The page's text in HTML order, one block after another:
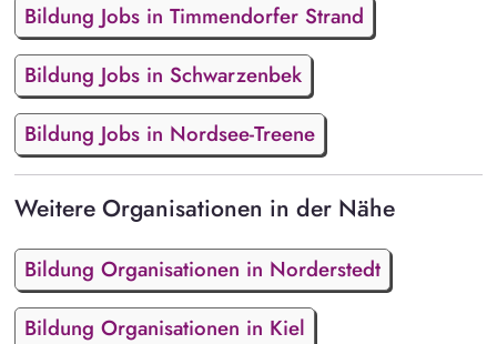
Bildung Jobs in Timmendorfer Strand
Bildung Jobs in Schwarzenbek
Bildung Jobs in Nordsee-Treene
Weitere Organisationen in der Nähe
Bildung Organisationen in Norderstedt
Bildung Organisationen in Kiel